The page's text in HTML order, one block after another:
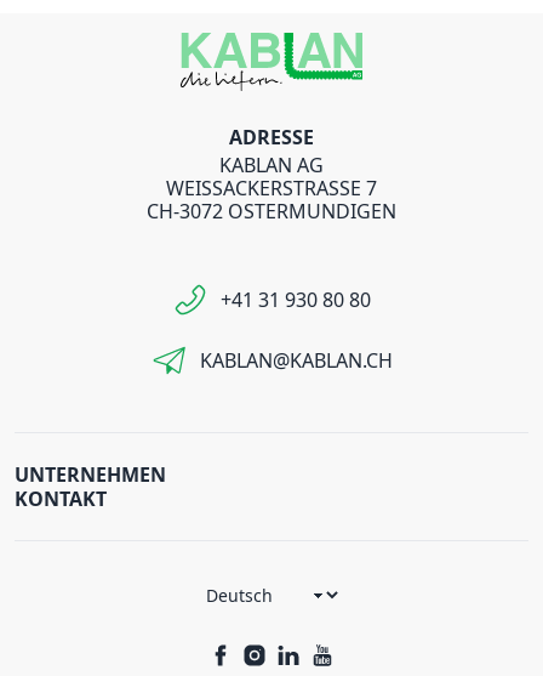
ADRESSE
KABLAN AG
WEISSACKERSTRASSE 7
CH-3072 OSTERMUNDIGEN
+41 31 930 80 80
KABLAN@KABLAN.CH
UNTERNEHMEN
KONTAKT